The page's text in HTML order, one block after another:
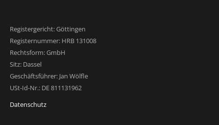
Registergericht: Göttingen
Registernummer: HRB 131008
Rechtsform: GmbH
Sitz: Dassel
Geschäftsführer: Jan Wölfle
USt-Id-Nr.: DE 811131962
Datenschutz